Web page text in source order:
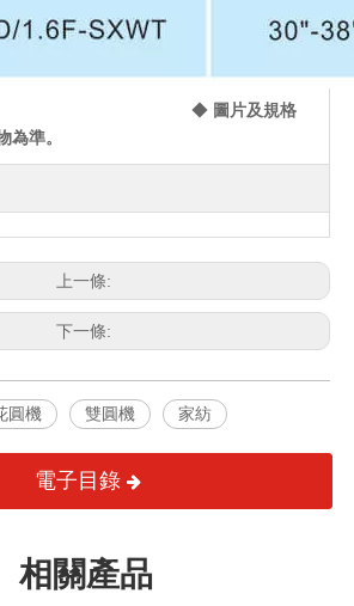
圖片及規格
為準。
上一條:
下一條:
圓機 雙圓機 家紡
電子目錄
相關產品